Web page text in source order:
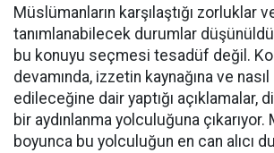
Müslümanların karşılaştığı zorluklar
tanımlanabilecek durumlar
bu konuyu seçmesi tesadüf değil.
devamında, izzetin kaynağına ve
edileceğine dair yaptığı açıklamalar,
bir aydınlanma yolculuğuna çıkarıyor.
boyunca bu yolculuğun en can alıcı